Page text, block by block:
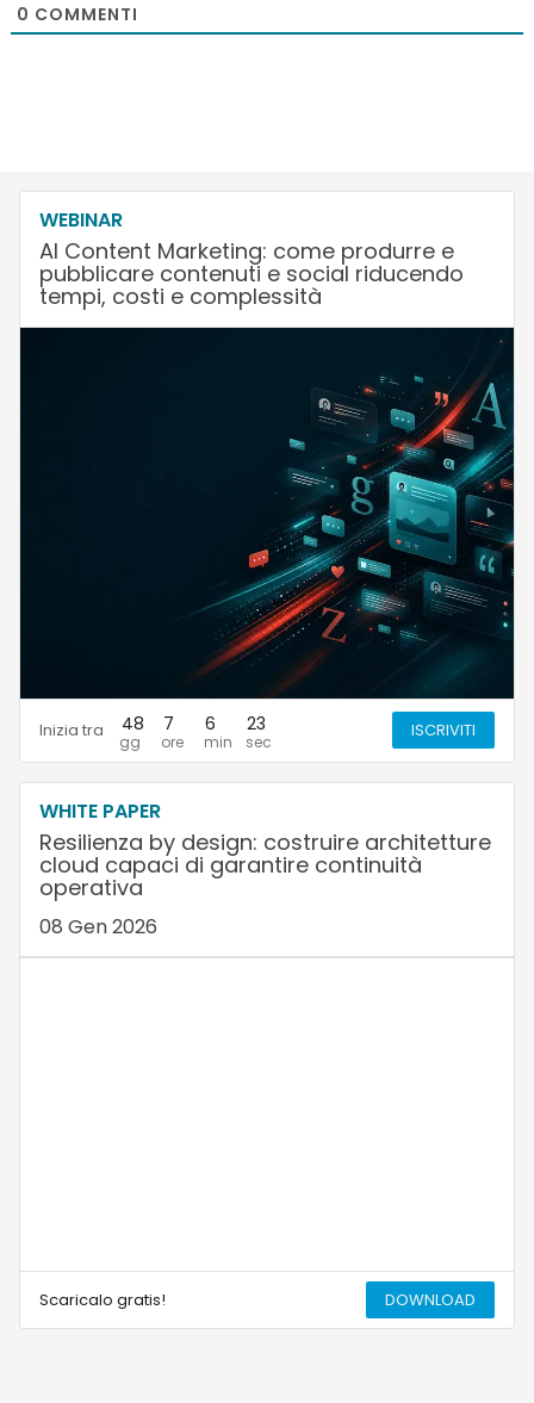
0 COMMENTI
WEBINAR
AI Content Marketing: come produrre e
pubblicare contenuti e social riducendo
tempi, costi e complessità
Inizia tra 48 7 6 22 ISCRIVITI
WHITE PAPER
Resilienza by design: costruire architetture
cloud capaci di garantire continuità
operativa
08 Gen 2026
Scaricalo gratis! DOWNLOAD